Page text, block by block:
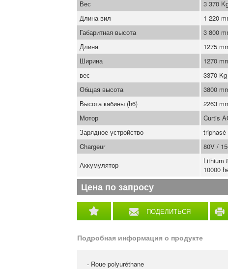
ПОДЕЛИТЬСЯ
Вес
3 370
Длина вил
1 220
Габаритная высота
3 800
Длина
1275
Ширина
1270
вес
3370 Kg
Общая высота
3800
Высота кабины (h6)
2263
Мотор
Curtis
Зарядное устройство
triphasé
Chargeur
80V /
Аккумулятор
Lithium
10000
Цена по запросу
Подробная информация о продукте
- Roue polyuréthane